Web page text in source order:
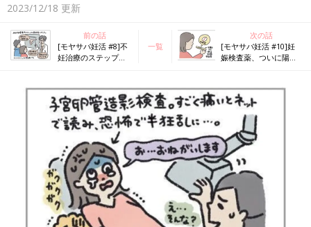
2023/12/18 更新
前の話
[モヤサバ妊活 #8]不
妊治療のステップア
一覧
次の話
[モヤサバ妊活 #10]妊
娠検査薬、ついに陽